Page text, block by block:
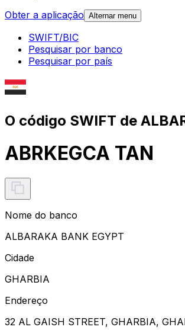
Obter a aplicação Alternar menu
SWIFT/BIC
Pesquisar por banco
Pesquisar por país
O código SWIFT de
ABRKEGCA TAN
Nome do banco
ALBARAKA BANK EGYPT
Cidade
GHARBIA
Endereço
32 AL GAISH STREET, GHARBIA,